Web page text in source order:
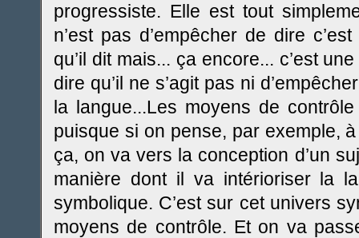
progressiste. Elle est tout
n’est pas d’empêcher de dire
qu’il dit mais... ça encore... c’est
dire qu’il ne s’agit pas ni
la langue...Les moyens de
puisque si on pense, par exemple,
ça, on va vers la conception d’un
manière dont il va intérioriser la
symbolique. C’est sur cet univers
moyens de contrôle. Et on va